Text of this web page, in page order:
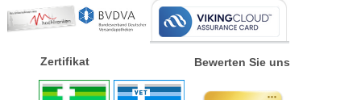
Zertifikat Bewerten Sie uns